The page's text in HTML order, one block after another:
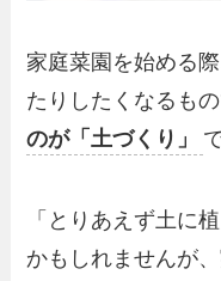
家庭菜園を始める
たりしたくなるも
のが「土づくり」
「とりあえず土に
かもしれませんが